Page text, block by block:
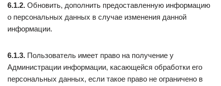
6.1.2. Обновить, дополнить предоставленную информацию
о персональных данных в случае изменения данной
информации.
6.1.3. Пользователь имеет право на получение у
Администрации информации, касающейся обработки его
персональных данных, если такое право не ограничено в